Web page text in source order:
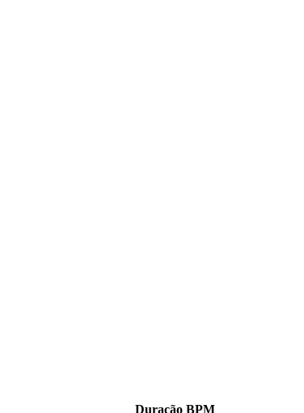
Duração BPM